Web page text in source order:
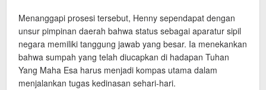
Menanggapi prosesi tersebut, Henny sependapat dengan
unsur pimpinan daerah bahwa status sebagai aparatur sipil
negara memiliki tanggung jawab yang besar. Ia menekankan
bahwa sumpah yang telah diucapkan di hadapan Tuhan
Yang Maha Esa harus menjadi kompas utama dalam
menjalankan tugas kedinasan sehari-hari.